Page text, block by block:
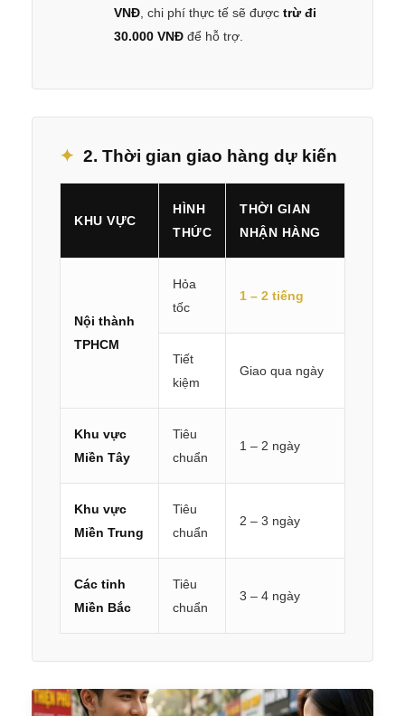
VNĐ , chi phí thực tế sẽ được trừ đi
30.000 VNĐ để hỗ trợ.
2. Thời gian giao hàng dự kiến
KHU VỰC
HÌNH
THỨC
THỜI GIAN
NHẬN HÀNG
Nội thành
TPHCM
Hỏa
tốc
1 – 2 tiếng
Tiết
kiệm
Giao qua ngày
Khu vực
Miền Tây
Tiêu
chuẩn
1 – 2 ngày
Khu vực
Miền Trung
Tiêu
chuẩn
2 – 3 ngày
Các tỉnh
Miền Bắc
Tiêu
chuẩn
3 – 4 ngày